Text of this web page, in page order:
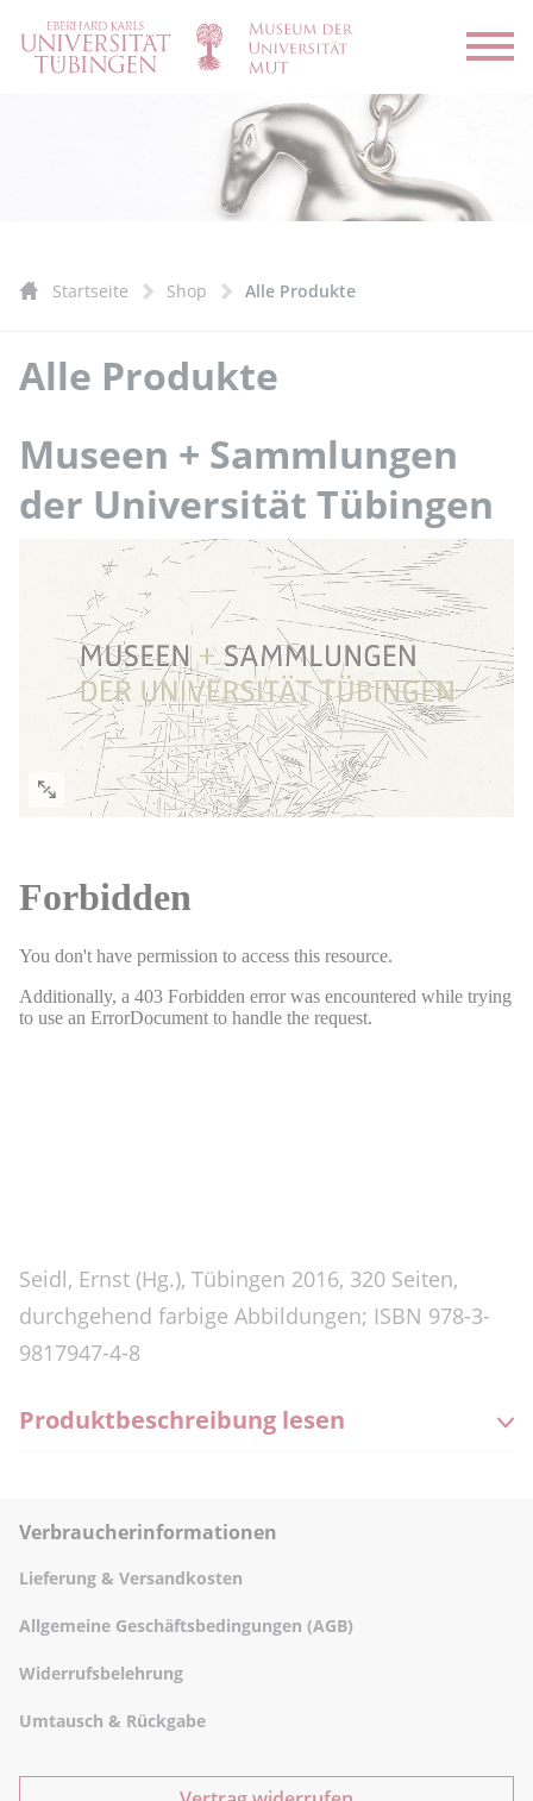
Startseite Shop Alle Produkte
Alle Produkte
Museen + Sammlungen
der Universität Tübingen
Seidl, Ernst (Hg.), Tübingen 2016, 320 Seiten,
durchgehend farbige Abbildungen; ISBN 978-3-
9817947-4-8
Produktbeschreibung lesen
Verbraucherinformationen
Lieferung & Versandkosten
Allgemeine Geschäftsbedingungen (AGB)
Widerrufsbelehrung
Umtausch & Rückgabe